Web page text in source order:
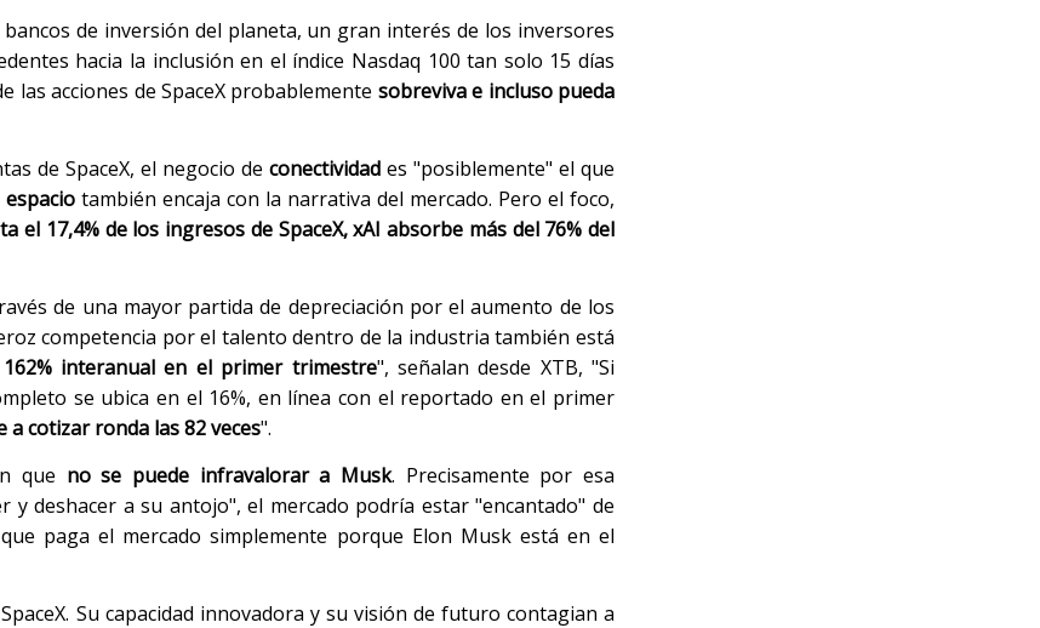
de inversión del planeta, un gran interés de los inversores
hacia la inclusión en el índice Nasdaq 100 tan solo 15 días
las acciones de SpaceX probablemente sobreviva e incluso pueda
de SpaceX, el negocio deconectividad es "posiblemente" el que
espaciotambién encaja con la narrativa del mercado. Pero el foco,
el 17,4% de los ingresos de SpaceX, xAI absorbe más del 76% del
de una mayor partida de depreciación por el aumento de los
competencia por el talento dentro de la industria también está
interanual en el primer trimestre", señalan desde XTB, "Si
se ubica en el 16%, en línea con el reportado en el primer
cotizar ronda las 82 veces".
que no se puede infravalorar a Musk. Precisamente por esa
deshacer a su antojo", el mercado podría estar "encantado" de
paga el mercado simplemente porque Elon Musk está en el
Su capacidad innovadora y su visión de futuro contagian a